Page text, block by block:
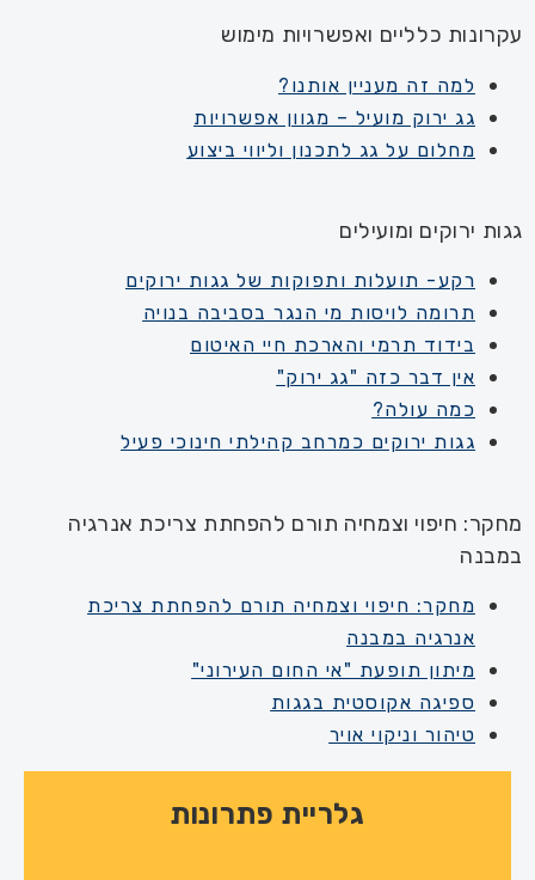
עקרונות כלליים ואפשרויות מימוש
למה זה מעניין אותנו?
גג ירוק מועיל – מגוון אפשרויות
מחלום על גג לתכנון וליווי ביצוע
גגות ירוקים ומועילים
רקע- תועלות ותפוקות של גגות ירוקים
תרומה לויסות מי הנגר בסביבה בנויה
בידוד תרמי והארכת חיי האיטום
אין דבר כזה "גג ירוק"
כמה עולה?
גגות ירוקים כמרחב קהילתי חינוכי פעיל
מחקר: חיפוי וצמחיה תורם להפחתת צריכת אנרגיה
במבנה
מחקר: חיפוי וצמחיה תורם להפחתת צריכת
אנרגיה במבנה
מיתון תופעת "אי החום העירוני"
ספיגה אקוסטית בגגות
טיהור וניקוי אויר
גלריית פתרונות